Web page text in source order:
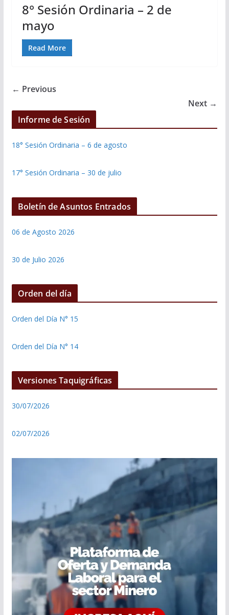
8° Sesión Ordinaria – 2 de
mayo
Read More
← Previous
Next →
Informe de Sesión
18° Sesión Ordinaria – 6 de agosto
17° Sesión Ordinaria – 30 de julio
Boletín de Asuntos Entrados
06 de Agosto 2026
30 de Julio 2026
Orden del día
Orden del Día N° 15
Orden del Día N° 14
Versiones Taquigráficas
30/07/2026
02/07/2026